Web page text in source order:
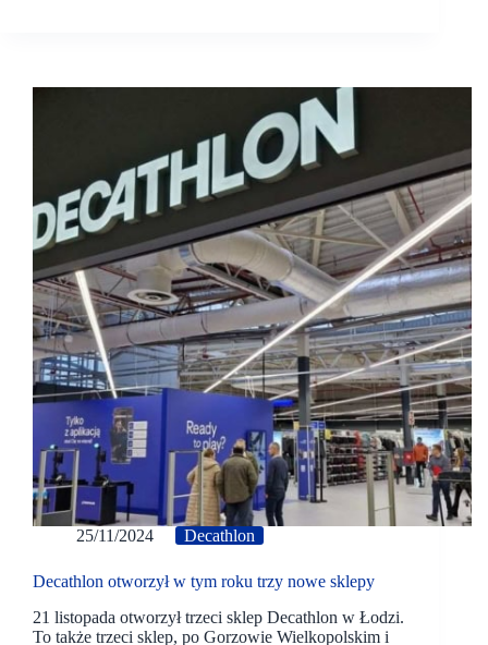
25/11/2024 Decathlon
Decathlon otworzył w tym roku trzy nowe sklepy
21 listopada otworzył trzeci sklep Decathlon w Łodzi.
To także trzeci sklep, po Gorzowie Wielkopolskim i